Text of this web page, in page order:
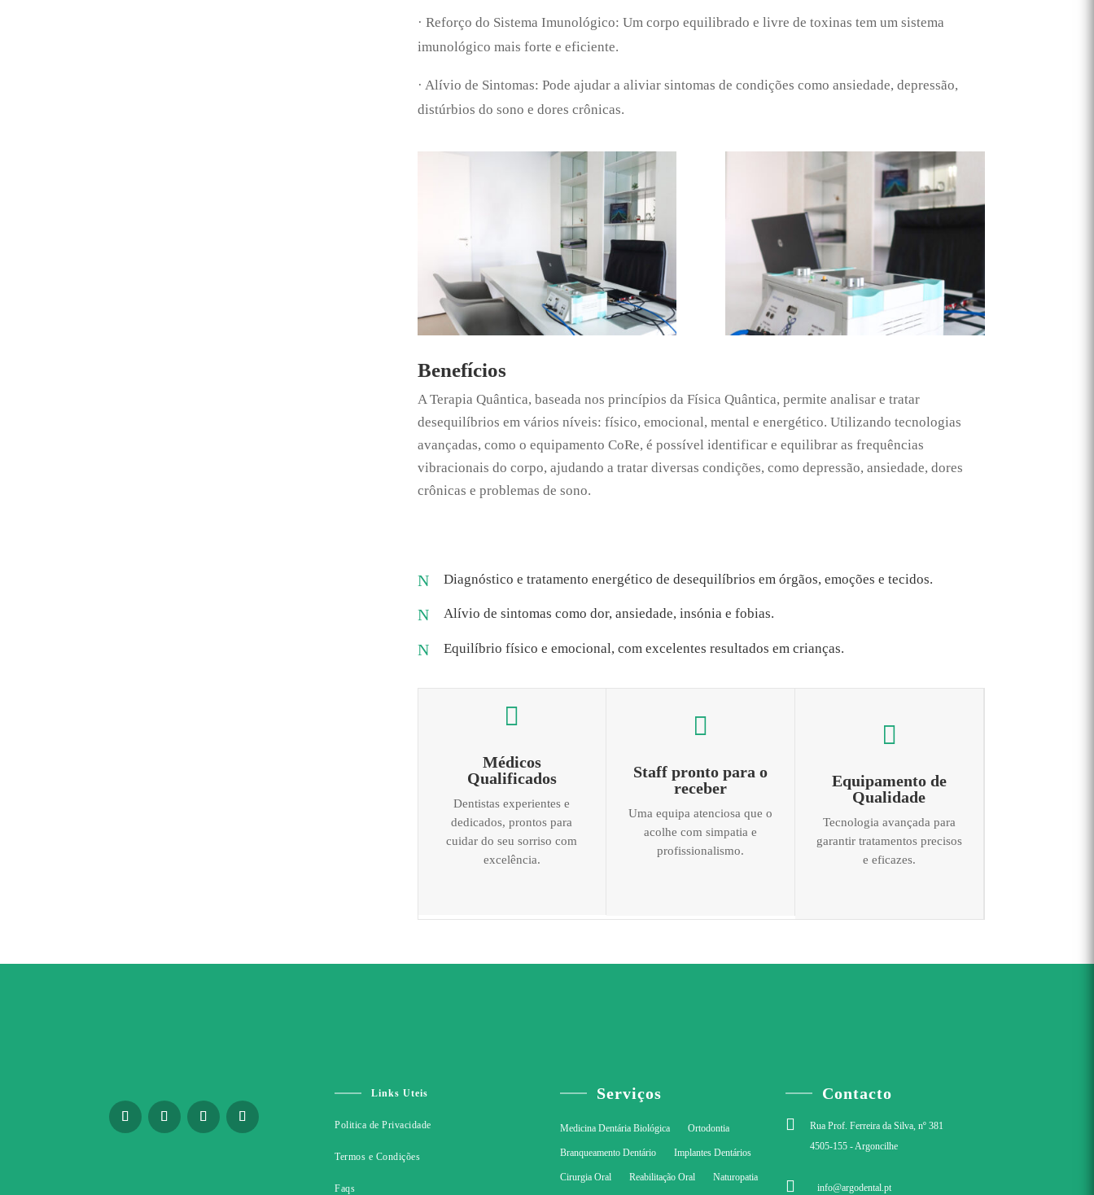
· Reforço do Sistema Imunológico: Um corpo equilibrado e livre de toxinas tem um sistema
imunológico mais forte e eficiente.
· Alívio de Sintomas: Pode ajudar a aliviar sintomas de condições como ansiedade, depressão,
distúrbios do sono e dores crônicas.
Benefícios
A Terapia Quântica, baseada nos princípios da Física Quântica, permite analisar e tratar
desequilíbrios em vários níveis: físico, emocional, mental e energético. Utilizando tecnologias
avançadas, como o equipamento CoRe, é possível identificar e equilibrar as frequências
vibracionais do corpo, ajudando a tratar diversas condições, como depressão, ansiedade, dores
crônicas e problemas de sono.
N Diagnóstico e tratamento energético de desequilíbrios em órgãos, emoções e tecidos.
N Alívio de sintomas como dor, ansiedade, insónia e fobias.
N Equilíbrio físico e emocional, com excelentes resultados em crianças.

Médicos
Qualificados
Dentistas experientes e
dedicados, prontos para
cuidar do seu sorriso com
excelência.

Staff pronto para o
receber
Uma equipa atenciosa que o
acolhe com simpatia e
profissionalismo.

Equipamento de
Qualidade
Tecnologia avançada para
garantir tratamentos precisos
e eficazes.
Links Uteis
Politica de Privacidade
Termos e Condições
Faqs
Serviços
Medicina Dentária Biológica Ortodontia
Branqueamento Dentário Implantes Dentários
Cirurgia Oral Reabilitação Oral Naturopatia
Contacto

Rua Prof. Ferreira da Silva, nº 381
4505-155 - Argoncilhe
 info@argodental.pt